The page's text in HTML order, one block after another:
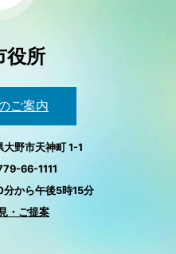
役所
ご案内
野市天神町 1-1
66-1111
から午後5時15分
・ご提案